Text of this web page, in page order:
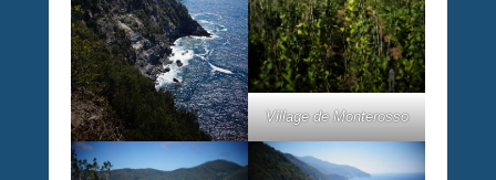
Village de Monterosso